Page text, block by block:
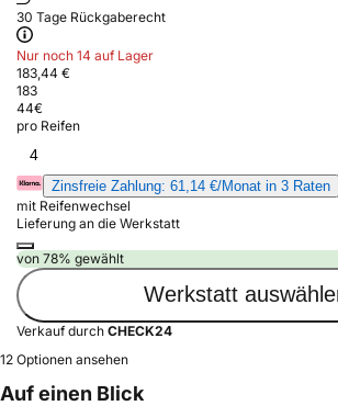
30 Tage Rückgaberecht
Nur noch 14 auf Lager
183,44 €
183
44€
pro Reifen
4
Zinsfreie Zahlung: 61,14 €/Monat in 3 Raten
mit Reifenwechsel
Lieferung an die Werkstatt
von 78% gewählt
Werkstatt
Verkauf durch CHECK24
12 Optionen ansehen
Auf einen Blick